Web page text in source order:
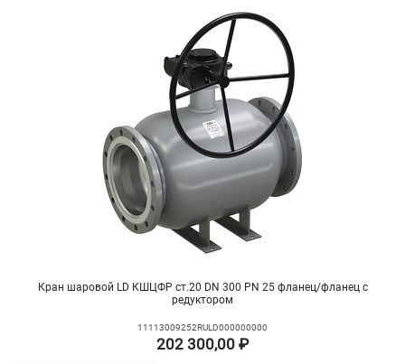
Кран шаровой LD КШЦФР ст.20 DN 300 PN 25 фланец/фланец с
редуктором
11113009252RULD000000000
202 300,00 ₽